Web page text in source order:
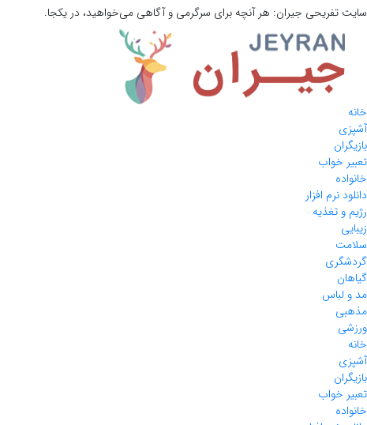
سایت تفریحی جیران: هر آنچه برای سرگرمی و آگاهی می‌خواهید، در یکجا.
خانه
آشپزی
بازیگران
تعبیر خواب
خانواده
دانلود نرم افزار
رژیم و تغذیه
زیبایی
سلامت
گردشگری
گیاهان
مد و لباس
مذهبی
ورزشی
خانه
آشپزی
بازیگران
تعبیر خواب
خانواده